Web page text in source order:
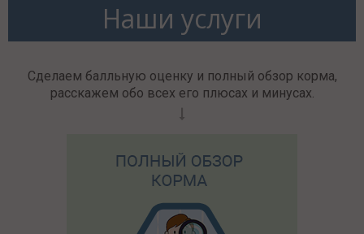
Наши услуги
Сделаем балльную оценку и полный обзор корма,
расскажем обо всех его плюсах и минусах.